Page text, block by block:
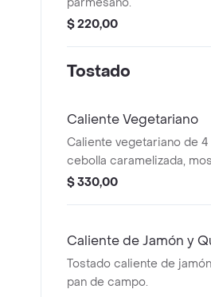
$ 220,00
Tostado
Caliente Vegetariano
Caliente vegetariano de 4
cebolla caramelizada,
en pan de campo.
$ 330,00
Caliente de Jamón y
Tostado caliente de
pan de campo.